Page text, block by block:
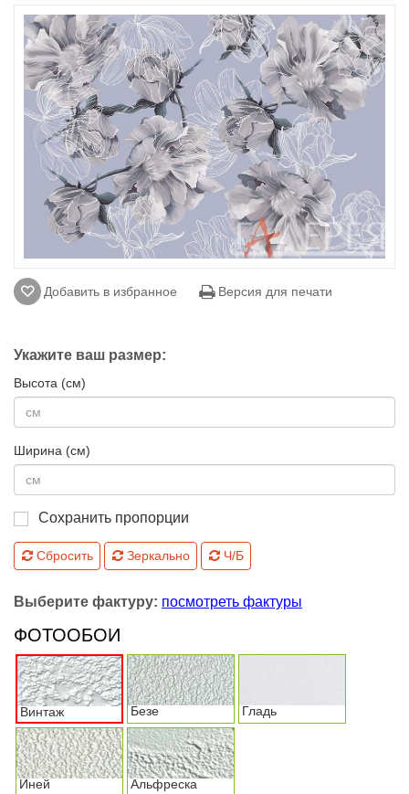
Добавить в избранное Версия для печати
Укажите ваш размер:
Высота (см)
Ширина (см)
Сохранить пропорции
Сбросить Зеркально Ч/Б
Выберите фактуру: посмотреть фактуры
ФОТООБОИ
Винтаж Безе Гладь
Иней Альфреска